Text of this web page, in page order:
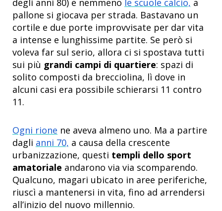
pallone si giocava per strada. Bastavano un
cortile e due porte improvvisate per dar vita
a intense e lunghissime partite. Se però si
voleva far sul serio, allora ci si spostava tutti
sui più grandi campi di quartiere: spazi di
solito composti da brecciolina, lì dove in
alcuni casi era possibile schierarsi 11 contro
11.
Ogni rione ne aveva almeno uno. Ma a partire
dagli anni 70, a causa della crescente
urbanizzazione, questi templi dello sport
amatoriale andarono via via scomparendo.
Qualcuno, magari ubicato in aree periferiche,
riuscì a mantenersi in vita, fino ad arrendersi
all’inizio del nuovo millennio.